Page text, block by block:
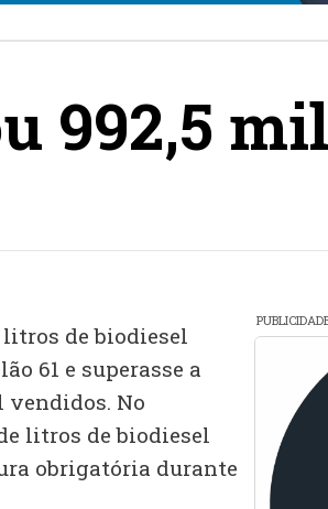
992,5
de biodiesel
61 e superasse a
vendidos. No
litros de biodiesel
obrigatória durante